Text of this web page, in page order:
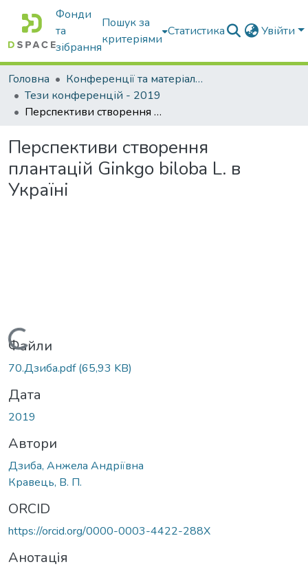
Фонди
та
зібрання
Пошук за
критеріями
Статистика Увійти
Головна
Конференції та матеріали конференцій
Тези конференцій - 2019
Перспективи створення плантацій Ginkgo biloba L. в Україні
Перспективи створення
плантацій Ginkgo biloba L. в
Україні
Вантажиться...
Файли
70.Дзиба.pdf(65,93 KB)
Дата
2019
Автори
Дзиба, Анжела Андріївна
Кравець, В. П.
ORCID
https://orcid.org/0000-0003-4422-288X
Анотація